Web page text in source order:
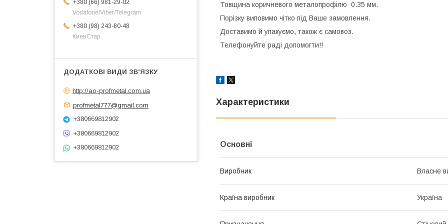
Товщина коричневого металопрофілю 0.35 мм.
Порізку виповимо чітко під Ваше замовлення.
Доставимо й упакуємо, також є самовоз.
Телефонуйте раді допомогти!!
Характеристики
Основні
Виробник Власне
Країна виробник Україна
+380 (66) 981-29-02
Vodafone/Viber/Telegram
+380 (98) 243-80-48
КиевСтар
http://ao-profmetal.com.ua
profmetal777@gmail.com
+380669812902
+380669812902
+380669812902